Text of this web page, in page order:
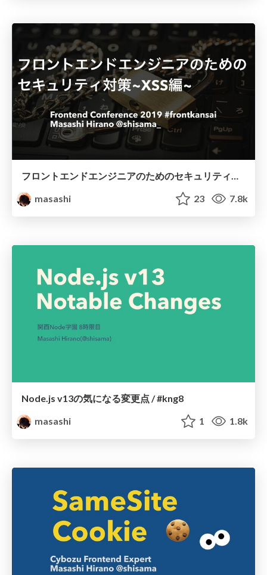
フロントエンドエンジニアのためのセキュリティ対策 ~XSS編~ / #frontkansai 2019
masashi
23 7.8k
Node.js v13の気になる変更点 / #kng8
masashi
1 1.8k